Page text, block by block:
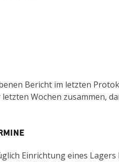
Bericht im letzten
Wochen zusammen,
Einrichtung eines Lagers